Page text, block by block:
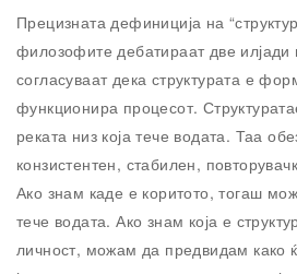
Прецизната дефиниција на
филозофите дебатираат две илјади
согласуваат дека структурата е
функционира процесот.
реката низ која тече водата. Таа
конзистентен, стабилен,
Ако знам каде е коритото, тогаш
тече водата. Ако знам која е
личност, можам да предвидам како